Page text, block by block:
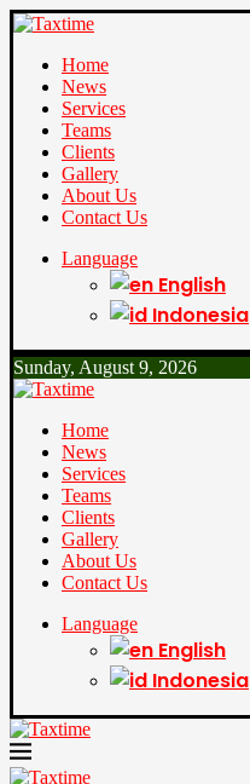
Home
News
Services
Teams
Clients
Gallery
About Us
Contact Us
Language
English
Indonesia
Sunday, August 9, 2026
Home
News
Services
Teams
Clients
Gallery
About Us
Contact Us
Language
English
Indonesia